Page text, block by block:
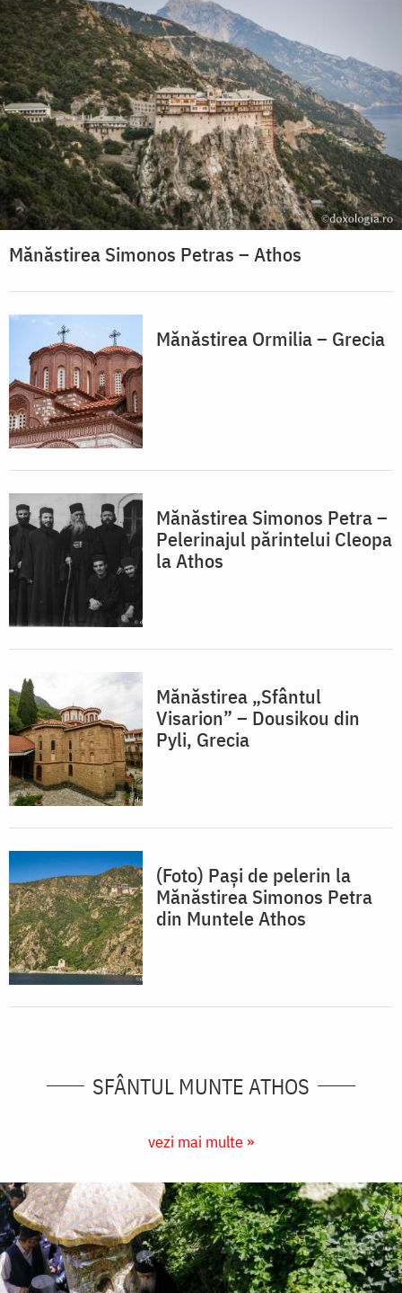
Mănăstirea Simonos Petras – Athos
Mănăstirea Ormilia – Grecia
Mănăstirea Simonos Petra –
Pelerinajul părintelui Cleopa
la Athos
Mănăstirea „Sfântul
Visarion” – Dousikou din
Pyli, Grecia
(Foto) Pași de pelerin la
Mănăstirea Simonos Petra
din Muntele Athos
SFÂNTUL MUNTE ATHOS
vezi mai multe »